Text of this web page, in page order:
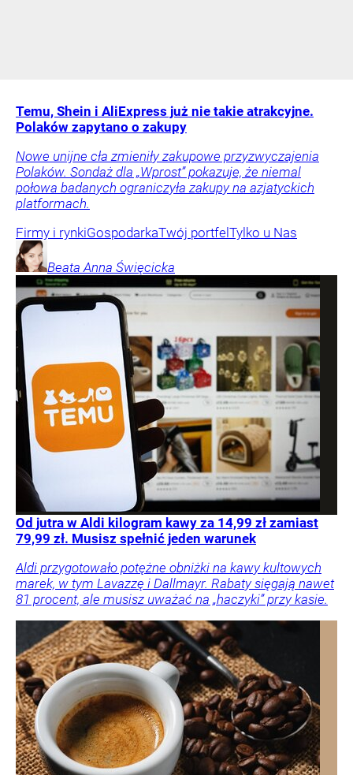
Temu, Shein i AliExpress już nie takie atrakcyjne.
Polaków zapytano o zakupy
Nowe unijne cła zmieniły zakupowe przyzwyczajenia
Polaków. Sondaż dla „Wprost” pokazuje, że niemal
połowa badanych ograniczyła zakupy na azjatyckich
platformach.
Firmy i rynkiGospodarkaTwój portfel Tylko u Nas
Beata Anna Święcicka
Od jutra w Aldi kilogram kawy za 14,99 zł zamiast
79,99 zł. Musisz spełnić jeden warunek
Aldi przygotowało potężne obniżki na kawy kultowych
marek, w tym Lavazzę i Dallmayr. Rabaty sięgają nawet
81 procent, ale musisz uważać na „haczyki” przy kasie.